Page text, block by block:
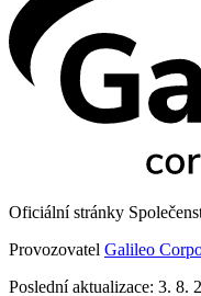
Oficiální stránky
Provozovatel Galileo
Poslední aktualizace: 3. 8.